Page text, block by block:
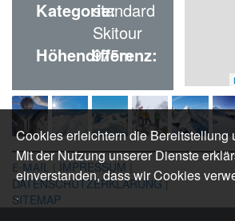
Cookies erleichtern die Bereitstellung
Mit der Nutzung unserer Dienste
einverstanden, dass wir Cookies
.
Kategorie:standard
Skitour
Höhendifferenz:
975m
E-MAIL IMPRESSUM
DATENSCHUTZERKLÄRUNG|
SITEMAP